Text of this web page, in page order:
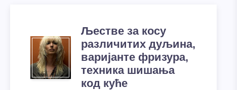
Љестве за косу
различитих дуљина,
варијанте фризура,
техника шишања
код куће